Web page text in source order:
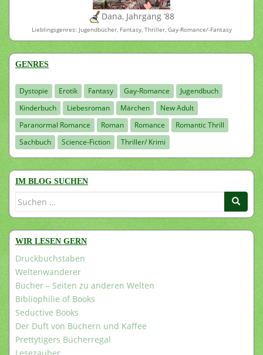
Dana, Jahrgang ’88
Lieblingsgenres: Jugendbücher, Fantasy, Thriller, Gay-Romance/-Fantasy
GENRES
Dystopie Erotik Fantasy Gay-Romance
Jugendbuch
Kinderbuch
Liebesroman Märchen
New Adult
Paranormal Romance
Roman Romance
Romantic Thrill
Sachbuch
Science-Fiction Thriller/ Krimi
IM BLOG SUCHEN
Suchen
WIR LESEN GERN
Druckbuchstaben
Weltenwanderer
Bücher – Seiten zu anderen Welten
Bibliophilie of Books
Seductive Books
Der Duft von Büchern und Kaffee
Prettytigers Bücherregal